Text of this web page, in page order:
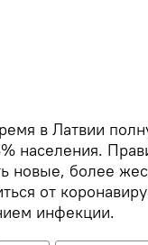
в Латвии
населения.
новые, более
от
инфекции.